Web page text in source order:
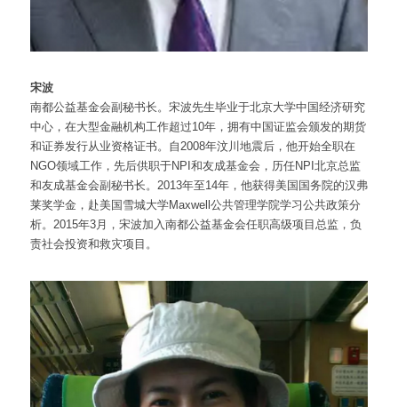
宋波
南都公益基金会副秘书长。宋波先生毕业于北京大学中国经济研究
中心，在大型金融机构工作超过10年，拥有中国证监会颁发的期货
和证券发行从业资格证书。自2008年汶川地震后，他开始全职在
NGO领域工作，先后供职于NPI和友成基金会，历任NPI北京总监
和友成基金会副秘书长。2013年至14年，他获得美国国务院的汉弗
莱奖学金，赴美国雪城大学Maxwell公共管理学院学习公共政策分
析。2015年3月，宋波加入南都公益基金会任职高级项目总监，负
责社会投资和救灾项目。